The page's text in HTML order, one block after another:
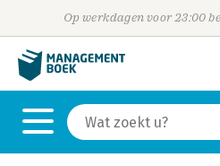
Op werkdagen voor 23:00